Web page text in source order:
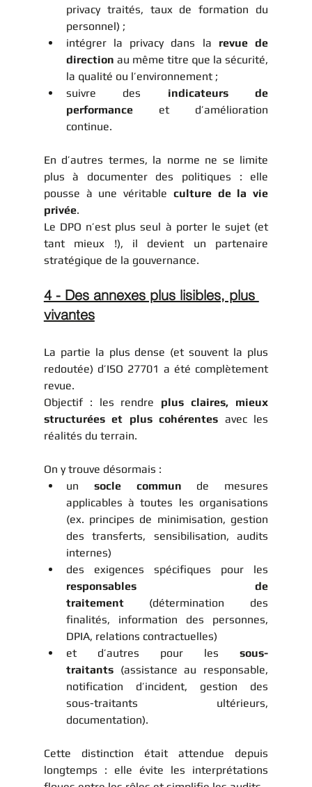
privacy traités, taux de formation du
personnel) ;
intégrer la privacy dans la revue de
direction au même titre que la sécurité,
la qualité ou l’environnement ;
suivre des indicateurs de
performance et d’amélioration
continue.
En d’autres termes, la norme ne se limite
plus à documenter des politiques : elle
pousse à une véritable culture de la vie
privée.
Le DPO n’est plus seul à porter le sujet (et
tant mieux !), il devient un partenaire
stratégique de la gouvernance.
4 - Des annexes plus lisibles, plus
vivantes
La partie la plus dense (et souvent la plus
redoutée) d’ISO 27701 a été complètement
revue.
Objectif : les rendre plus claires, mieux
structurées et plus cohérentes avec les
réalités du terrain.
On y trouve désormais :
un socle commun de mesures
applicables à toutes les organisations
(ex. principes de minimisation, gestion
des transferts, sensibilisation, audits
internes)
responsables de
traitement (détermination des
finalités, information des personnes,
DPIA, relations contractuelles)
et d’autres pour les sous-
traitants (assistance au responsable,
notification d’incident, gestion des
sous-traitants ultérieurs,
documentation).
Cette distinction était attendue depuis
longtemps : elle évite les interprétations